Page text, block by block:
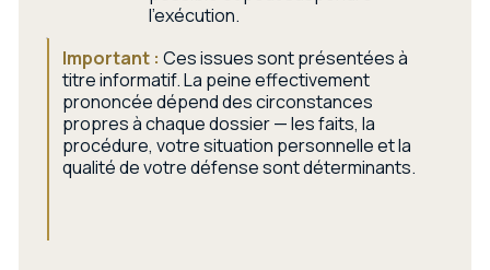
l'exécution.
Important : Ces issues sont présentées à
titre informatif. La peine effectivement
prononcée dépend des circonstances
propres à chaque dossier — les faits, la
procédure, votre situation personnelle et la
qualité de votre défense sont déterminants.